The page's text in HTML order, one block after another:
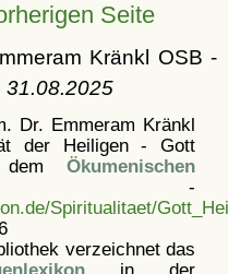
Seite
Kränkl OSB -
31.08.2025
Dr. Emmeram Kränkl
der Heiligen - Gott
dem Ökumenischen
Spiritualitaet/
verzeichnet das
in der